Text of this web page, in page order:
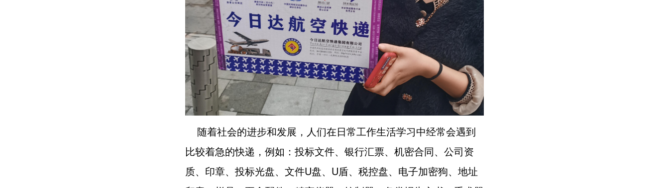
随着社会的进步和发展，人们在日常工作生活学习中经常会遇到
比较着急的快递，例如：投标文件、银行汇票、机密合同、公司资
质、印章、投标光盘、文件U盘、U盾、税控盘、电子加密狗、地址